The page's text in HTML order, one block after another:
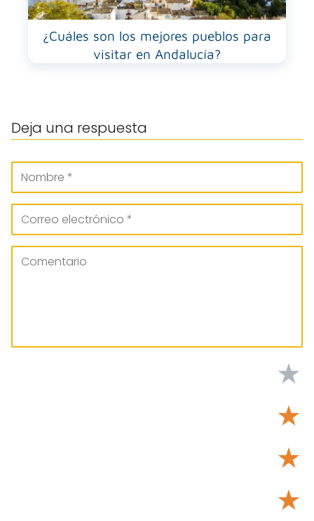
¿Cuáles son los mejores pueblos para
visitar en Andalucía?
Deja una respuesta
★
★
★
★